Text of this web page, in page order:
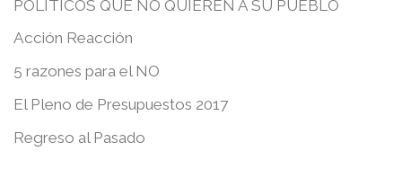
POLÍTICOS QUE NO QUIEREN A SU PUEBLO
Acción Reacción
5 razones para el NO
El Pleno de Presupuestos 2017
Regreso al Pasado